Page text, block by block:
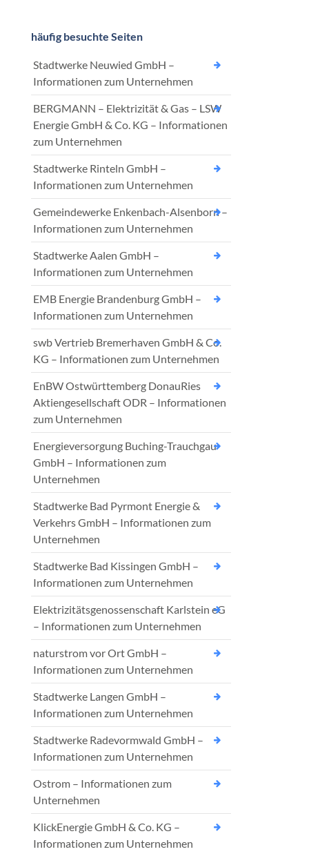
häufig besuchte Seiten
Stadtwerke Neuwied GmbH –
Informationen zum Unternehmen
BERGMANN – Elektrizität & Gas – LSW
Energie GmbH & Co. KG – Informationen
zum Unternehmen
Stadtwerke Rinteln GmbH –
Informationen zum Unternehmen
Gemeindewerke Enkenbach-Alsenborn –
Informationen zum Unternehmen
Stadtwerke Aalen GmbH –
Informationen zum Unternehmen
EMB Energie Brandenburg GmbH –
Informationen zum Unternehmen
swb Vertrieb Bremerhaven GmbH & Co.
KG – Informationen zum Unternehmen
EnBW Ostwürttemberg DonauRies
Aktiengesellschaft ODR – Informationen
zum Unternehmen
Energieversorgung Buching-Trauchgau
GmbH – Informationen zum
Unternehmen
Stadtwerke Bad Pyrmont Energie &
Verkehrs GmbH – Informationen zum
Unternehmen
Stadtwerke Bad Kissingen GmbH –
Informationen zum Unternehmen
Elektrizitätsgenossenschaft Karlstein eG
– Informationen zum Unternehmen
naturstrom vor Ort GmbH –
Informationen zum Unternehmen
Stadtwerke Langen GmbH –
Informationen zum Unternehmen
Stadtwerke Radevormwald GmbH –
Informationen zum Unternehmen
Ostrom – Informationen zum
Unternehmen
KlickEnergie GmbH & Co. KG –
Informationen zum Unternehmen